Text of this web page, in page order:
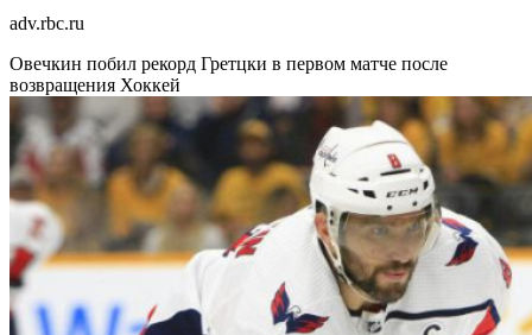
adv.rbc.ru
Овечкин побил рекорд Гретцки в первом матче после
возвращения Хоккей